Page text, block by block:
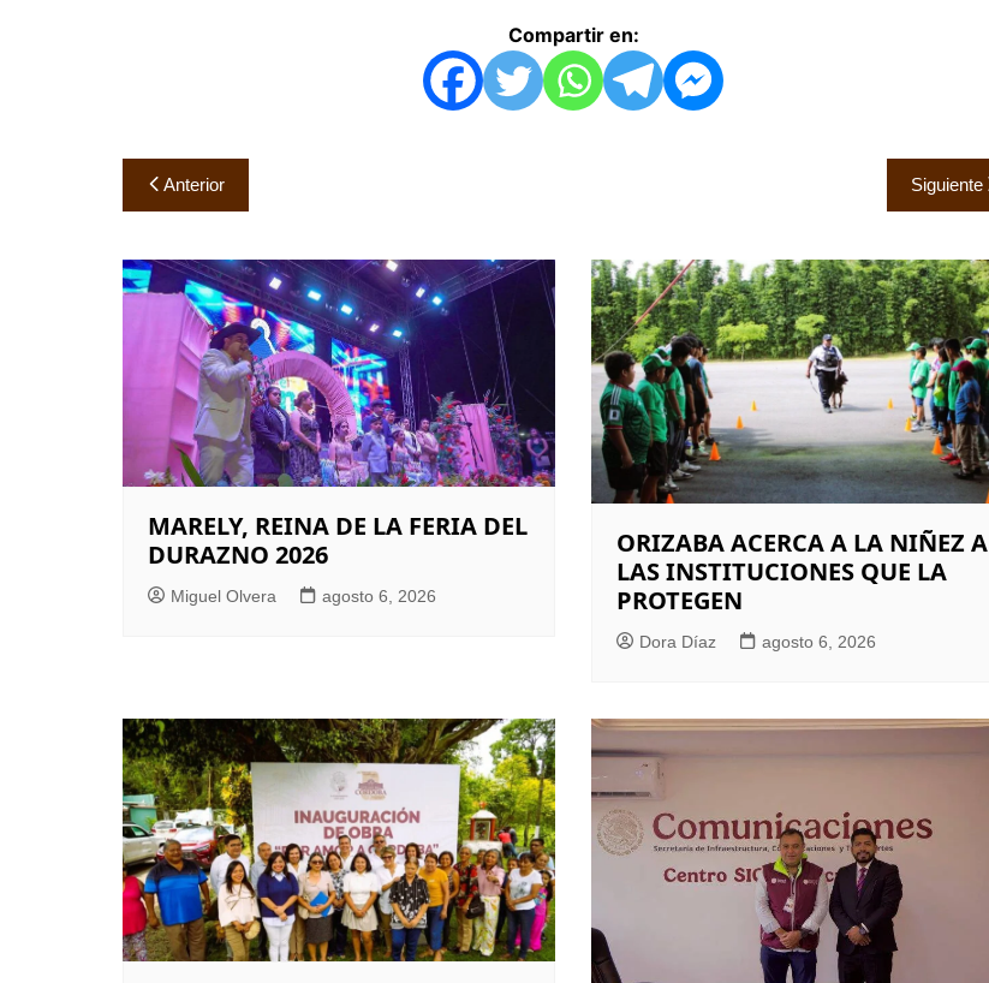
Compartir en:
Navegación
de
entradas
Anterior Siguiente
MARELY, REINA DE LA FERIA DEL
DURAZNO 2026
Miguel Olvera agosto 6, 2026
ORIZABA ACERCA A LA NIÑEZ A
LAS INSTITUCIONES QUE LA
PROTEGEN
Dora Díaz agosto 6, 2026